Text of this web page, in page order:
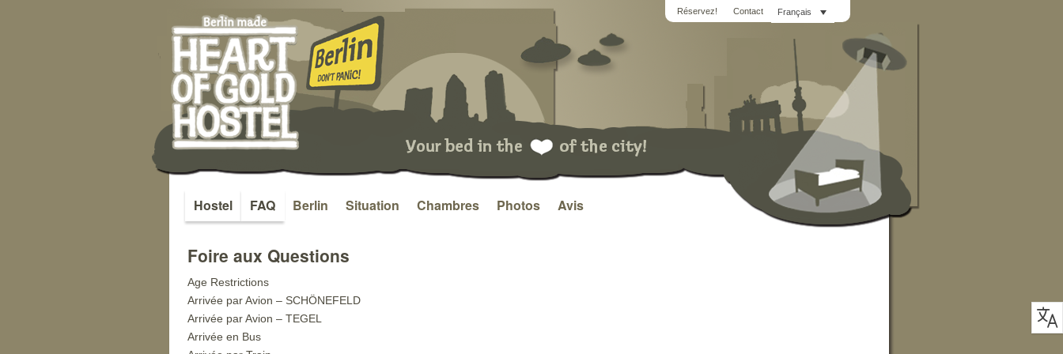
Réservez! Contact Français
Aller
contenu
Hostel FAQ Berlin Situation Chambres Photos Avis
Foire aux Questions
Age Restrictions
Arrivée par Avion – SCHÖNEFELD
Arrivée par Avion – TEGEL
Arrivée en Bus